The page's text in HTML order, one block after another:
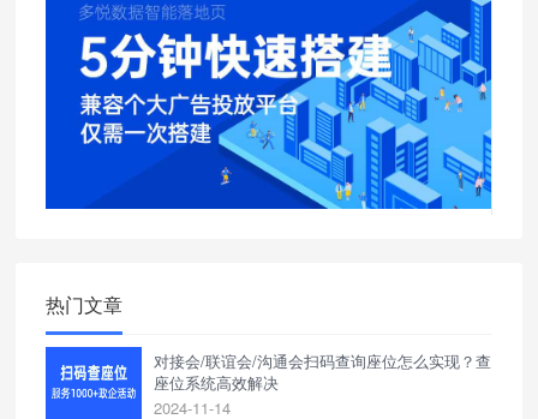
热门文章
对接会/联谊会/沟通会扫码查询座位怎么实现？查
座位系统高效解决
2024-11-14